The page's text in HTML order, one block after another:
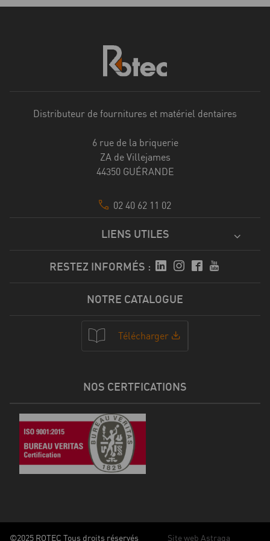
Distributeur de fournitures et matériel dentaires
6 rue de la briquerie
ZA de Villejames
44350 GUÉRANDE
02 40 62 11 02
LIENS UTILES
RESTEZ INFORMÉS :
NOTRE CATALOGUE
Télécharger
NOS CERTFICATIONS
©2025 ROTEC Tous droits réservés
Site web Astraga